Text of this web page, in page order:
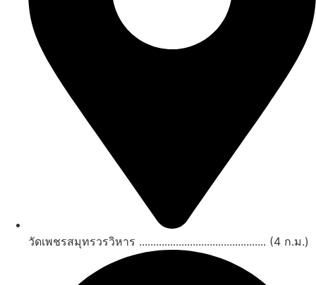
วัดเพชรสมุทรวรวิหาร ............................................. (4 ก.ม.)